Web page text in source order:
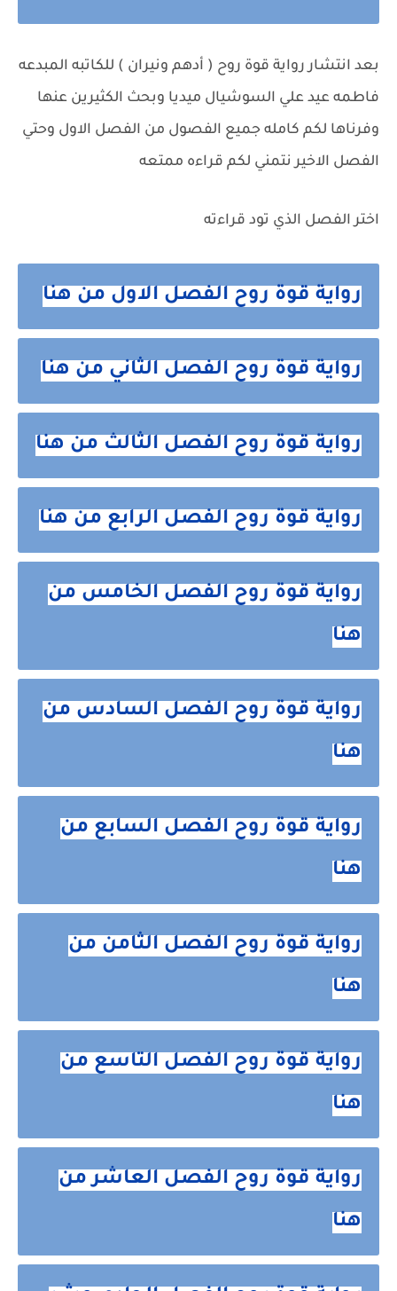
بعد انتشار رواية قوة روح ( أدهم ونيران ) للكاتبه المبدعه
فاطمه عيد علي السوشيال ميديا وبحث الكثيرين عنها
وفرناها لكم كامله جميع الفصول من الفصل الاول وحتي
الفصل الاخير نتمني لكم قراءه ممتعه
اختر الفصل الذي تود قراءته
رواية قوة روح الفصل الاول من هنا
رواية قوة روح الفصل الثاني من هنا
رواية قوة روح الفصل الثالث من هنا
رواية قوة روح الفصل الرابع من هنا
رواية قوة روح الفصل الخامس من
هنا
رواية قوة روح الفصل السادس من
هنا
رواية قوة روح الفصل السابع من
هنا
رواية قوة روح الفصل الثامن من
هنا
رواية قوة روح الفصل التاسع من
هنا
رواية قوة روح الفصل العاشر من
هنا